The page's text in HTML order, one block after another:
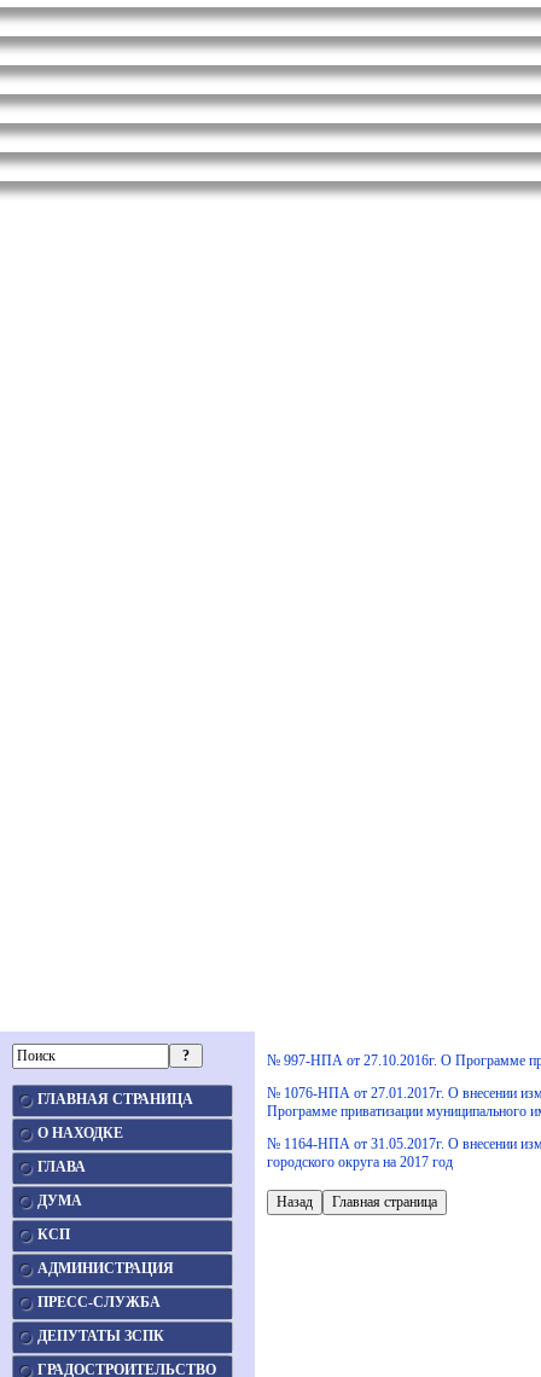
ГЛАВНАЯ СТРАНИЦА
О НАХОДКЕ
ГЛАВА
ДУМА
КСП
АДМИНИСТРАЦИЯ
ПРЕСС-СЛУЖБА
ДЕПУТАТЫ ЗСПК
ГРАДОСТРОИТЕЛЬСТВО
№ 997-НПА от 27.10.2016г. О Программе
№ 1076-НПА от 27.01.2017г. О внесении
Программе приватизации муниципального
№ 1164-НПА от 31.05.2017г. О внесении
городского округа на 2017 год